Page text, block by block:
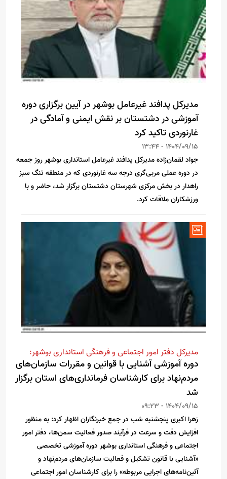
مدیرکل پدافند غیرعامل بوشهر در آیین برگزاری دوره
آموزشی در دشتستان بر نقش ایمنی و آمادگی در
غارنوردی تاکید کرد
1404/09/15 - 13:44
جواد لقمان‌زاده مدیرکل پدافند غیرعامل استانداری بوشهر روز جمعه
در دوره عملی مربی‌گری درجه سه غارنوردی که در منطقه تنگ سبز
راهدار در بخش مرکزی شهرستان دشتستان برگزار شد، حاضر و با
ورزشکاران ملاقات کرد.
مدیرکل دفتر امور اجتماعی و فرهنگی استانداری بوشهر:
دوره آموزشی آشنایی با قوانین و مقررات سازمان‌های
مردم‌نهاد برای کارشناسان فرمانداری‌های استان برگزار
شد
1404/09/15 - 09:23
زهرا اکبری پنجشنبه شب در جمع خبرنگاران اظهار کرد: به منظور
افزایش دقت و سرعت در فرآیند صدور فعالیت سمن‌ها، دفتر امور
اجتماعی و فرهنگی استانداری بوشهر دوره آموزشی تخصصی
«آشنایی با قانون تشکیل و فعالیت سازمان‌های مردم‌نهاد و
آئین‌نامه‌های اجرایی مربوطه» را برای کارشناسان امور اجتماعی